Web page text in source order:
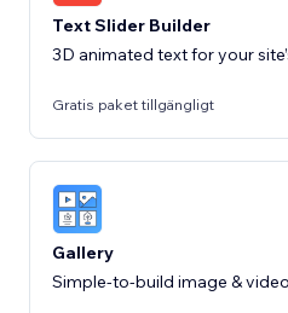
Text Slider Builder
3D animated text for your
Gratis paket tillgängligt
Gallery
Simple-to-build image &